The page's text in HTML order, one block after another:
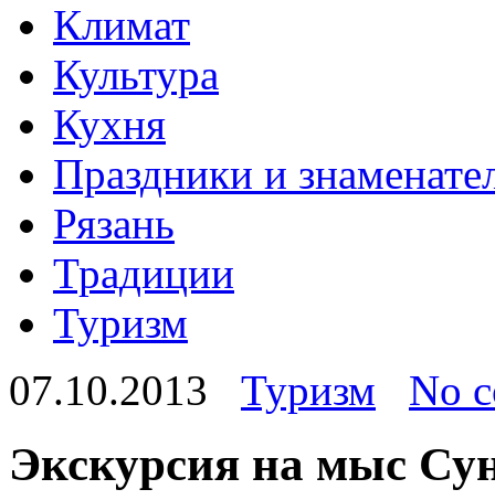
Климат
Культура
Кухня
Праздники и
Рязань
Традиции
Туризм
07.10.2013
Туризм No
Экскурсия на мыс